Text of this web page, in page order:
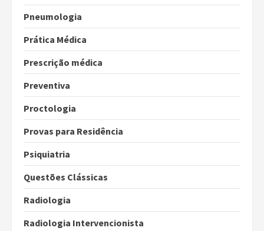
Pneumologia
Prática Médica
Prescrição médica
Preventiva
Proctologia
Provas para Residência
Psiquiatria
Questões Clássicas
Radiologia
Radiologia Intervencionista